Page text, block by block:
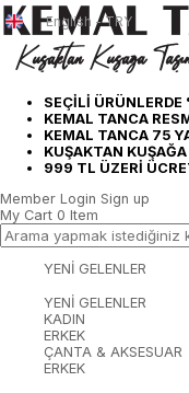
SEÇİLİ
KEMAL TANCA
KEMAL TANCA 75
KUŞAKTAN
999 TL ÜZERİ
English - TRY
Member Login Sign up
My Cart 0 Item
YENİ GELENLER
YENİ GELENLER
KADIN
ERKEK
ÇANTA & AKSESUAR
ERKEK